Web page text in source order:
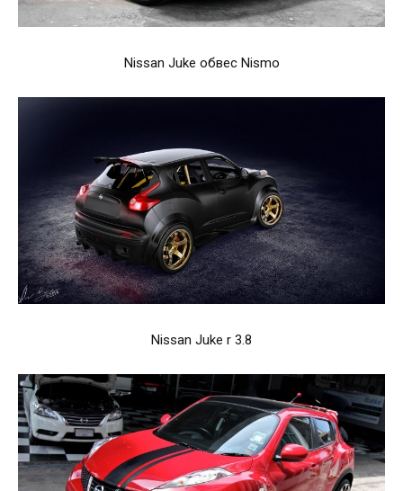
Nissan Juke обвес Nismo
Nissan Juke r 3.8